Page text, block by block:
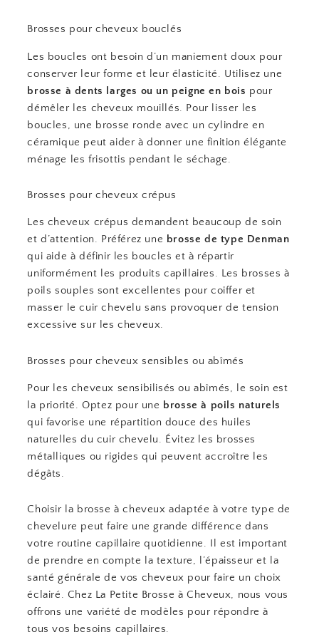
Brosses pour cheveux bouclés
Les boucles ont besoin d’un maniement doux pour
conserver leur forme et leur élasticité. Utilisez une
brosse à dents larges ou un peigne en bois pour
démêler les cheveux mouillés. Pour lisser les
boucles, une brosse ronde avec un cylindre en
céramique peut aider à donner une finition élégante
ménage les frisottis pendant le séchage.
Brosses pour cheveux crépus
Les cheveux crépus demandent beaucoup de soin
et d’attention. Préférez une brosse de type Denman
qui aide à définir les boucles et à répartir
uniformément les produits capillaires. Les brosses à
poils souples sont excellentes pour coiffer et
masser le cuir chevelu sans provoquer de tension
excessive sur les cheveux.
Brosses pour cheveux sensibles ou abîmés
Pour les cheveux sensibilisés ou abîmés, le soin est
la priorité. Optez pour une brosse à poils naturels
qui favorise une répartition douce des huiles
naturelles du cuir chevelu. Évitez les brosses
métalliques ou rigides qui peuvent accroître les
dégâts.
Choisir la brosse à cheveux adaptée à votre type de
chevelure peut faire une grande différence dans
votre routine capillaire quotidienne. Il est important
de prendre en compte la texture, l’épaisseur et la
santé générale de vos cheveux pour faire un choix
éclairé. Chez La Petite Brosse à Cheveux, nous vous
offrons une variété de modèles pour répondre à
tous vos besoins capillaires.